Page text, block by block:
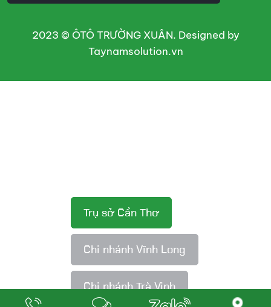
2023 © ÔTÔ TRƯỜNG XUÂN. Designed by
Taynamsolution.vn
Trụ sở Cần Thơ
Chi nhánh Vĩnh Long
Chi nhánh Trà Vinh